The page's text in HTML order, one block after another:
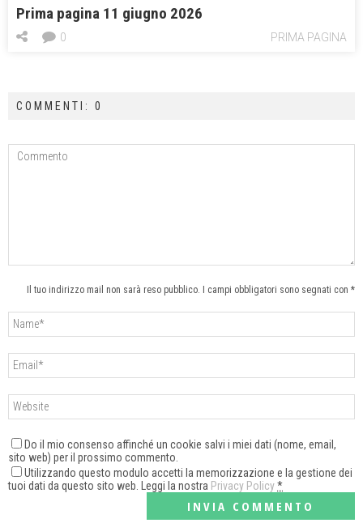
Prima pagina 11 giugno 2026
PRIMA PAGINA
0
COMMENTI: 0
Il tuo indirizzo mail non sarà reso pubblico. I campi obbligatori sono segnati con *
Do il mio consenso affinché un cookie salvi i miei dati (nome, email,
sito web) per il prossimo commento.
Utilizzando questo modulo accetti la memorizzazione e la gestione dei
tuoi dati da questo sito web. Leggi la nostra Privacy Policy*